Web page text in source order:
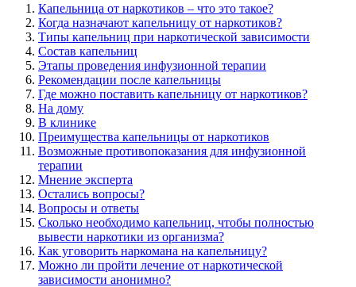
Капельница от наркотиков – что это такое?
Когда назначают капельницу от наркотиков?
Типы капельниц при наркотической зависимости
Состав капельниц
Этапы проведения инфузионной терапии
Рекомендации после капельницы
Где можно поставить капельницу от наркотиков?
На дому
В клинике
Преимущества капельницы от наркотиков
Возможные противопоказания для инфузионной
терапии
Мнение эксперта
Остались вопросы?
Вопросы и ответы
Сколько необходимо капельниц, чтобы полностью
вывести наркотики из организма?
Как уговорить наркомана на капельницу?
Можно ли пройти лечение от наркотической
зависимости анонимно?